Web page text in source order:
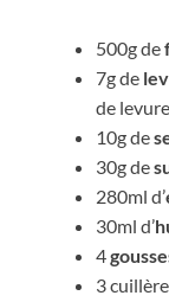
500g de
7g de
de
10g de
30g de
280ml d’
30ml d’
4
3